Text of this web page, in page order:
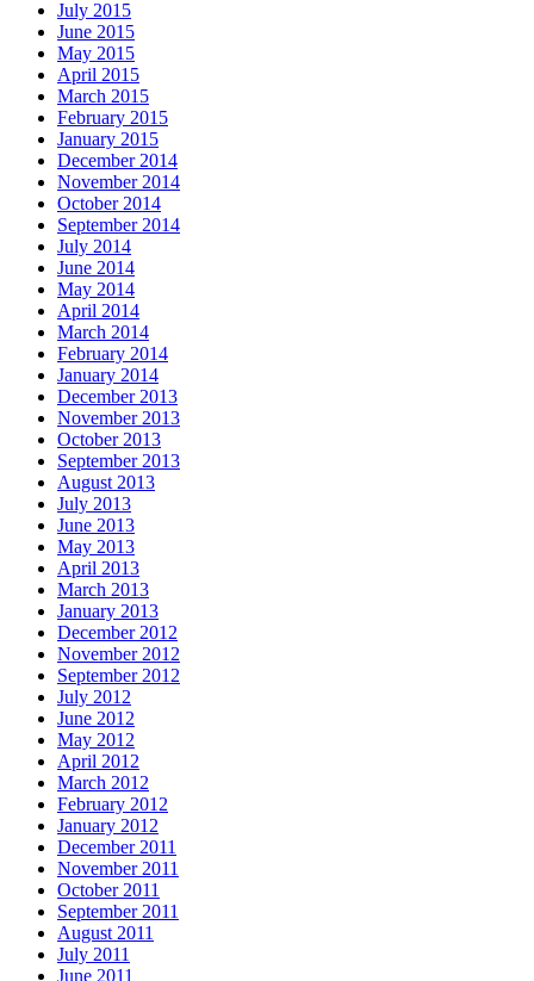
July 2015
June 2015
May 2015
April 2015
March 2015
February 2015
January 2015
December 2014
November 2014
October 2014
September 2014
July 2014
June 2014
May 2014
April 2014
March 2014
February 2014
January 2014
December 2013
November 2013
October 2013
September 2013
August 2013
July 2013
June 2013
May 2013
April 2013
March 2013
January 2013
December 2012
November 2012
September 2012
July 2012
June 2012
May 2012
April 2012
March 2012
February 2012
January 2012
December 2011
November 2011
October 2011
September 2011
August 2011
July 2011
June 2011